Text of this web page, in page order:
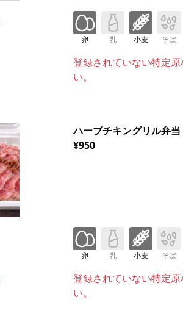
卵 乳 小麦 そば
登録されていない特定
い。
ハーブチキングリル弁当
¥950
卵 乳 小麦 そば
登録されていない特定
い。